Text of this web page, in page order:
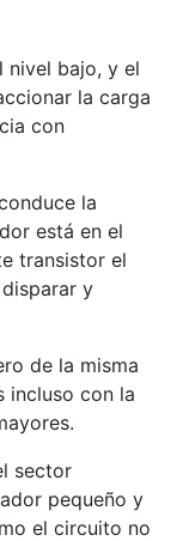
nivel bajo, y el
la carga
con
la
está en el
transistor el
y
de la misma
incluso con la
sector
pequeño y
el circuito no